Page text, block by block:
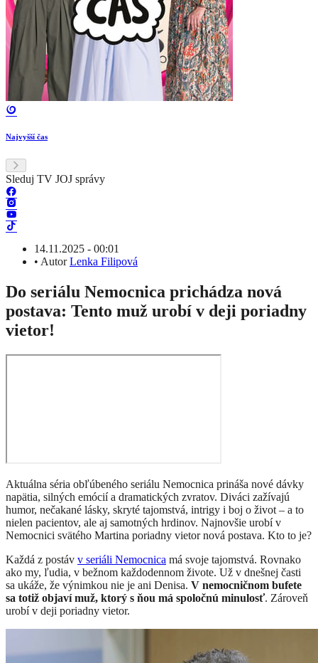
Najvyšší čas
Sleduj TV JOJ správy
14.11.2025 - 00:01
• AutorLenka Filipová
Do seriálu Nemocnica prichádza nová
postava: Tento muž urobí v deji poriadny
vietor!
Aktuálna séria obľúbeného seriálu Nemocnica prináša nové dávky
napätia, silných emócií a dramatických zvratov. Diváci zažívajú
humor, nečakané lásky, skryté tajomstvá, intrigy i boj o život – a to
nielen pacientov, ale aj samotných hrdinov. Najnovšie urobí v
Nemocnici svätého Martina poriadny vietor nová postava. Kto to je?
Každá z postáv v seriáli Nemocnica má svoje tajomstvá. Rovnako
ako my, ľudia, v bežnom každodennom živote. Už v dnešnej časti
sa ukáže, že výnimkou nie je ani Denisa. V nemocničnom bufete
sa totiž objaví muž, ktorý s ňou má spoločnú minulosť. Zároveň
urobí v deji poriadny vietor.